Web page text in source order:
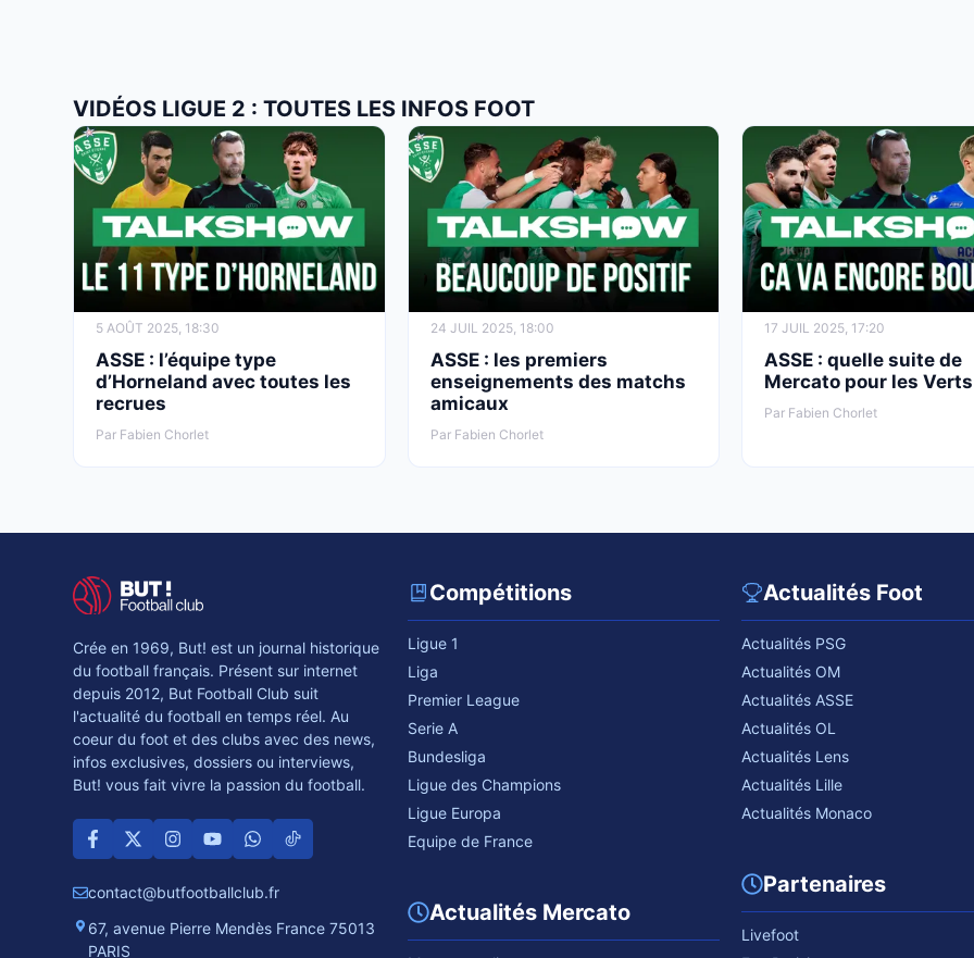
VIDÉOS LIGUE 2 : TOUTES LES INFOS FOOT
5 AOÛT 2025, 18:30
ASSE : l’équipe type
d’Horneland avec toutes les
recrues
Par Fabien Chorlet
24 JUIL 2025, 18:00
ASSE : les premiers
enseignements des matchs
amicaux
Par Fabien Chorlet
17 JUIL 2025, 17:20
ASSE : quelle suite de
Mercato pour les Verts
Par Fabien Chorlet
Crée en 1969, But! est un journal historique
du football français. Présent sur internet
depuis 2012, But Football Club suit
l'actualité du football en temps réel. Au
coeur du foot et des clubs avec des news,
infos exclusives, dossiers ou interviews,
But! vous fait vivre la passion du football.
contact@butfootballclub.fr
67, avenue Pierre Mendès France 75013
PARIS
Compétitions
Ligue 1
Liga
Premier League
Serie A
Bundesliga
Ligue des Champions
Ligue Europa
Equipe de France
Actualités Mercato
Actualités Foot
Actualités PSG
Actualités OM
Actualités ASSE
Actualités OL
Actualités Lens
Actualités Lille
Actualités Monaco
Partenaires
Livefoot